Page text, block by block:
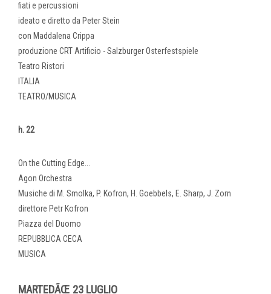
fiati e percussioni
ideato e diretto da Peter Stein
con Maddalena Crippa
produzione CRT Artificio - Salzburger Osterfestspiele
Teatro Ristori
ITALIA
TEATRO/MUSICA
h. 22
On the Cutting Edge...
Agon Orchestra
Musiche di M. Smolka, P. Kofron, H. Goebbels, E. Sharp, J. Zorn
direttore Petr Kofron
Piazza del Duomo
REPUBBLICA CECA
MUSICA
MARTEDÃŒ 23 LUGLIO